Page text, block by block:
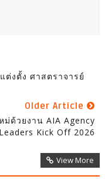
ต่งตั้ง ศาสตราจารย์
Older Article
ม่ด้วยงาน AIA Agency
Leaders Kick Off 2026
View More